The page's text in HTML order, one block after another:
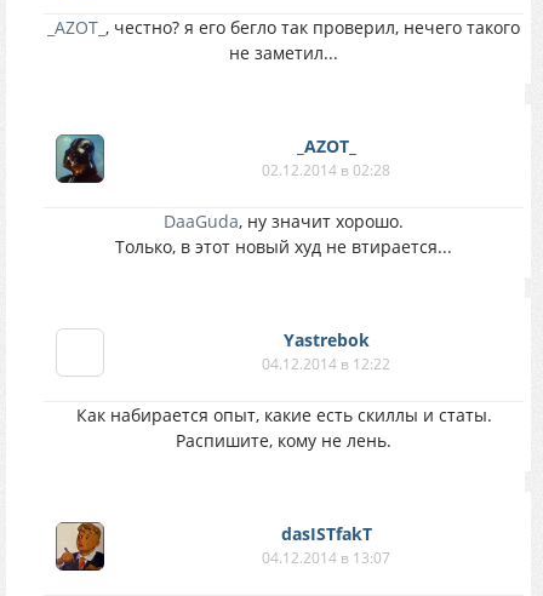
_AZOT_ , честно? я его бегло так проверил, нечего такого
не заметил...
_AZOT_
02.12.2014 в 02:28
DaaGuda, ну значит хорошо.
Только, в этот новый худ не втирается...
Yastrebok
04.12.2014 в 12:22
Как набирается опыт, какие есть скиллы и статы.
Распишите, кому не лень.
dasISTfakT
04.12.2014 в 13:07